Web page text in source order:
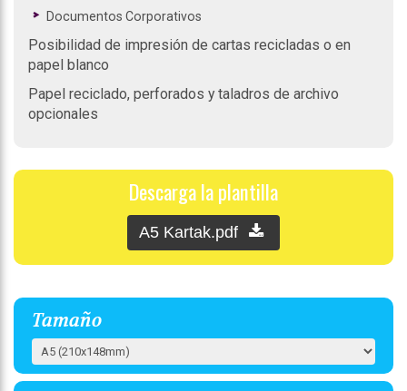
Documentos Corporativos
Posibilidad de impresión de cartas recicladas o en
papel blanco
Papel reciclado, perforados y taladros de archivo
opcionales
Descarga la plantilla
A5 Kartak.pdf
Tamaño